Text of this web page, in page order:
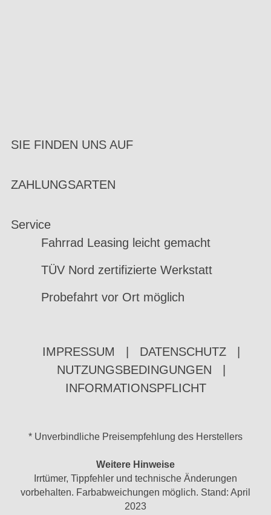
SIE FINDEN UNS AUF
ZAHLUNGSARTEN
Service
Fahrrad Leasing leicht gemacht
TÜV Nord zertifizierte Werkstatt
Probefahrt vor Ort möglich
IMPRESSUM DATENSCHUTZ
NUTZUNGSBEDINGUNGEN
INFORMATIONSPFLICHT
* Unverbindliche Preisempfehlung des Herstellers
Weitere Hinweise
Irrtümer, Tippfehler und technische Änderungen
vorbehalten. Farbabweichungen möglich. Stand: April
2023